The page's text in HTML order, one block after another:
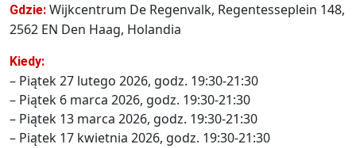
Gdzie: Wijkcentrum De Regenvalk, Regentesseplein 148,
2562 EN Den Haag, Holandia
Kiedy:
– Piątek 27 lutego 2026, godz. 19:30-21:30
– Piątek 6 marca 2026, godz. 19:30-21:30
– Piątek 13 marca 2026, godz. 19:30-21:30
– Piątek 17 kwietnia 2026, godz. 19:30-21:30